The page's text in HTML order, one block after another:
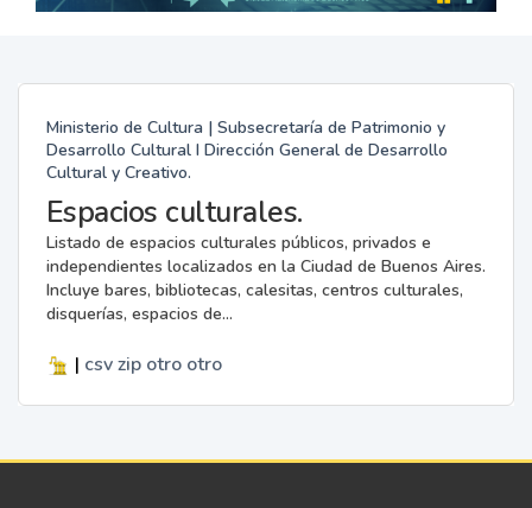
Ministerio de Cultura | Subsecretaría de Patrimonio y
Desarrollo Cultural I Dirección General de Desarrollo
Cultural y Creativo.
Espacios culturales.
Listado de espacios culturales públicos, privados e
independientes localizados en la Ciudad de Buenos Aires.
Incluye bares, bibliotecas, calesitas, centros culturales,
disquerías, espacios de...
| csv zip otro otro